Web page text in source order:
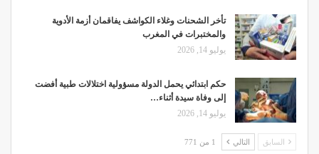
تأخر الشحنات وغلاء الكواشف يفاقمان أزمة الأدوية
والمختبرات في المغرب
يوليو 14, 2026
حكم ابتدائي يحمل الدولة مسؤولية اختلالات طبية أفضت
إلى وفاة سيدة أثناء…
يوليو 14, 2026
السابق التالي 1 من 771